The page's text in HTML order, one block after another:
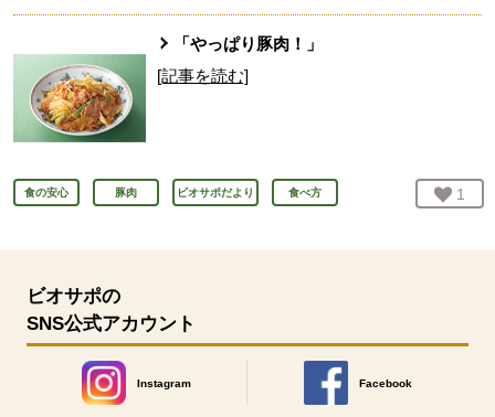
「やっぱり豚肉！」
[記事を読む]
食の安心 豚肉 ビオサポだより 食べ方 お気
1
ビオサポの
SNS公式アカウント
Instagram
別のウィンドウで開きます。
Facebook
別のウィンドウで開きます